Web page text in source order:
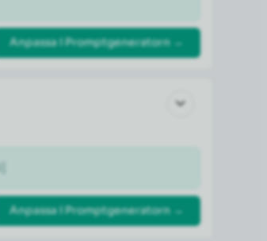
Anpassa i Promptgeneratorn →
Anpassa i Promptgeneratorn →